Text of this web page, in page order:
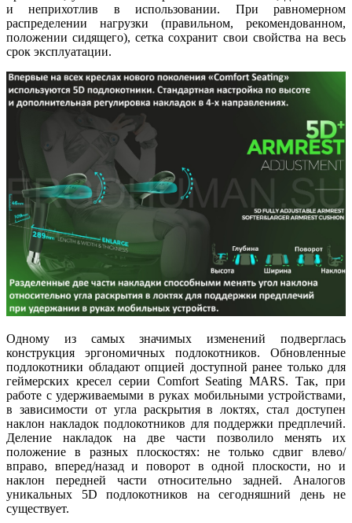
и неприхотлив в использовании. При равномерном
распределении нагрузки (правильном, рекомендованном,
положении сидящего), сетка сохранит свои свойства на весь
срок эксплуатации.
Одному из самых значимых изменений подверглась
конструкция эргономичных подлокотников. Обновленные
подлокотники обладают опцией доступной ранее только для
геймерских кресел серии Comfort Seating MARS. Так, при
работе с удерживаемыми в руках мобильными устройствами,
в зависимости от угла раскрытия в локтях, стал доступен
наклон накладок подлокотников для поддержки предплечий.
Деление накладок на две части позволило менять их
положение в разных плоскостях: не только сдвиг влево/
вправо, вперед/назад и поворот в одной плоскости, но и
наклон передней части относительно задней. Аналогов
уникальных 5D подлокотников на сегодняшний день не
существует.